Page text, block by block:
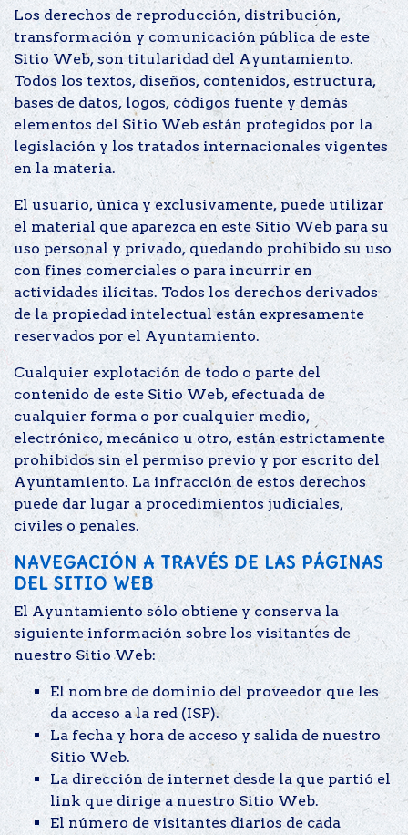
Los derechos de reproducción, distribución,
transformación y comunicación pública de este
Sitio Web, son titularidad del Ayuntamiento.
Todos los textos, diseños, contenidos, estructura,
bases de datos, logos, códigos fuente y demás
elementos del Sitio Web están protegidos por la
legislación y los tratados internacionales vigentes
en la materia.
El usuario, única y exclusivamente, puede utilizar
el material que aparezca en este Sitio Web para su
uso personal y privado, quedando prohibido su uso
con fines comerciales o para incurrir en
actividades ilícitas. Todos los derechos derivados
de la propiedad intelectual están expresamente
reservados por el Ayuntamiento.
Cualquier explotación de todo o parte del
contenido de este Sitio Web, efectuada de
cualquier forma o por cualquier medio,
electrónico, mecánico u otro, están estrictamente
prohibidos sin el permiso previo y por escrito del
Ayuntamiento. La infracción de estos derechos
puede dar lugar a procedimientos judiciales,
civiles o penales.
NAVEGACIÓN A TRAVÉS DE LAS PÁGINAS
DEL SITIO WEB
El Ayuntamiento sólo obtiene y conserva la
siguiente información sobre los visitantes de
nuestro Sitio Web:
El nombre de dominio del proveedor que les
da acceso a la red (ISP).
La fecha y hora de acceso y salida de nuestro
Sitio Web.
La dirección de internet desde la que partió el
link que dirige a nuestro Sitio Web.
El número de visitantes diarios de cada